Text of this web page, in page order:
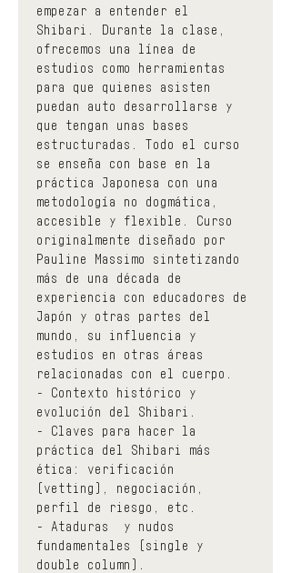
empezar a entender el
Shibari. Durante la clase,
ofrecemos una línea de
estudios como herramientas
para que quienes asisten
puedan auto desarrollarse y
que tengan unas bases
estructuradas. Todo el curso
se enseña con base en la
práctica Japonesa con una
metodología no dogmática,
accesible y flexible. Curso
originalmente diseñado por
Pauline Massimo sintetizando
más de una década de
experiencia con educadores de
Japón y otras partes del
mundo, su influencia y
estudios en otras áreas
relacionadas con el cuerpo.
- Contexto histórico y
evolución del Shibari.
- Claves para hacer la
práctica del Shibari más
ética: verificación
(vetting), negociación,
perfil de riesgo, etc.
- Ataduras  y nudos
fundamentales (single y
double column).